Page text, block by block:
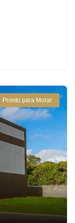
Pronto para Morar